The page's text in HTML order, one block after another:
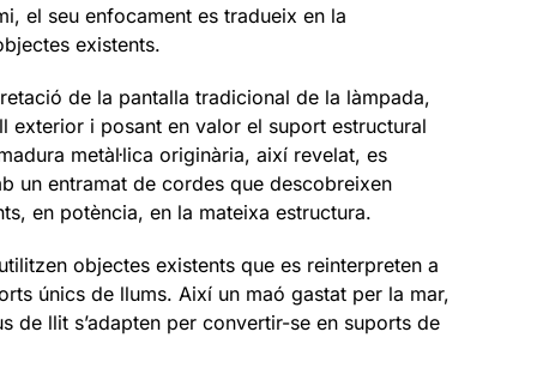
el seu enfocament es tradueix en la
existents.
de la pantalla tradicional de la làmpada,
exterior i posant en valor el suport estructural
metàl·lica originària, així revelat, es
un entramat de cordes que descobreixen
en potència, en la mateixa estructura.
objectes existents que es reinterpreten a
únics de llums. Així un maó gastat per la mar,
de llit s’adapten per convertir-se en suports de